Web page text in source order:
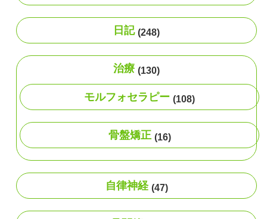
日記 (248)
治療 (130)
モルフォセラピー (108)
骨盤矯正 (16)
自律神経 (47)